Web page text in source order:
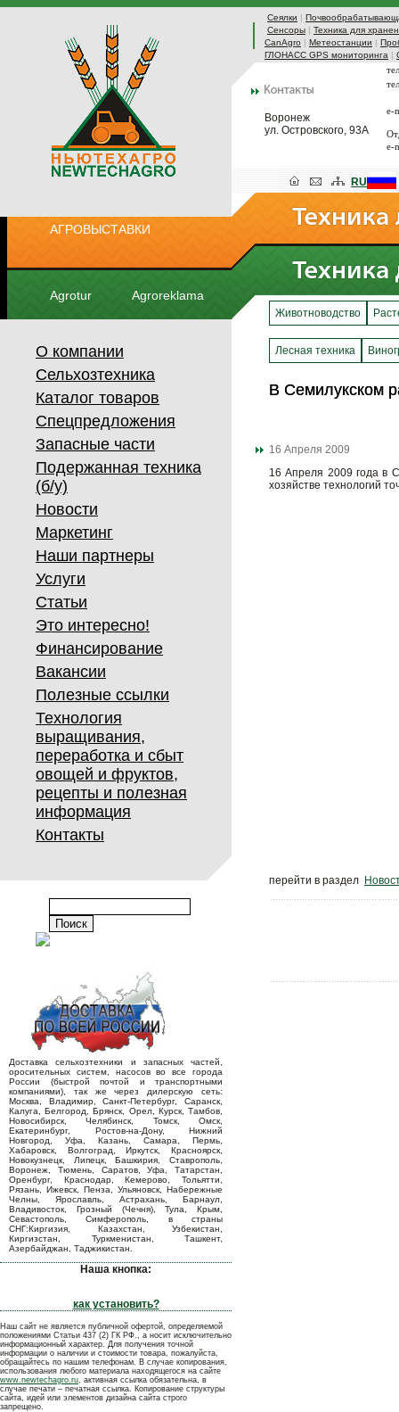
Сеялки |
Сенсоры | Техника для
CanAgro | Метеостанции |
ГЛОНАСС GPS мониторинга |
Воронеж
ул. Островского, 93А
e-
e-
АГРОВЫСТАВКИ
Agrotur Agroreklama
RU
О компании
Сельхозтехника
Каталог товаров
Спецпредложения
Запасные части
Подержанная техника
(б/у)
Новости
Маркетинг
Наши партнеры
Услуги
Статьи
Это интересно!
Финансирование
Вакансии
Полезные ссылки
Технология
выращивания,
переработка и сбыт
овощей и фруктов,
рецепты и полезная
информация
Контакты
Доставка сельхозтехники и запасных частей,
оросительных систем, насосов во все города
России (быстрой почтой и транспортными
компаниями), так же через дилерскую сеть:
Москва, Владимир, Санкт-Петербург, Саранск,
Калуга, Белгород, Брянск, Орел, Курск, Тамбов,
Новосибирск, Челябинск, Томск, Омск,
Екатеринбург, Ростов-на-Дону, Нижний
Новгород, Уфа, Казань, Самара, Пермь,
Хабаровск, Волгоград, Иркутск, Красноярск,
Новокузнецк, Липецк, Башкирия, Ставрополь,
Воронеж, Тюмень, Саратов, Уфа, Татарстан,
Оренбург, Краснодар, Кемерово, Тольятти,
Рязань, Ижевск, Пенза, Ульяновск, Набережные
Челны, Ярославль, Астрахань, Барнаул,
Владивосток, Грозный (Чечня), Тула, Крым,
Севастополь, Симферополь, в страны
СНГ:Киргизия, Казахстан, Узбекистан,
Киргизстан, Туркменистан, Ташкент,
Азербайджан, Таджикистан.
Наша кнопка:
как установить?
Наш сайт не является публичной офертой, определяемой
положениями Статьи 437 (2) ГК РФ., а носит исключительно
информационный характер. Для получения точной
информации о наличии и стоимости товара, пожалуйста,
обращайтесь по нашим телефонам. В случае копирования,
использования любого материала находящегося на сайте
www.newtechagro.ru, активная ссылка обязательна, в
случае печати – печатная ссылка. Копирование структуры
сайта, идей или элементов дизайна сайта строго
запрещено.
Животноводство
Лесная техника
В Семилукском
В Семилукском
16 Апреля 2009
16 Апреля 2009 года в
хозяйстве технологий
перейти в раздел